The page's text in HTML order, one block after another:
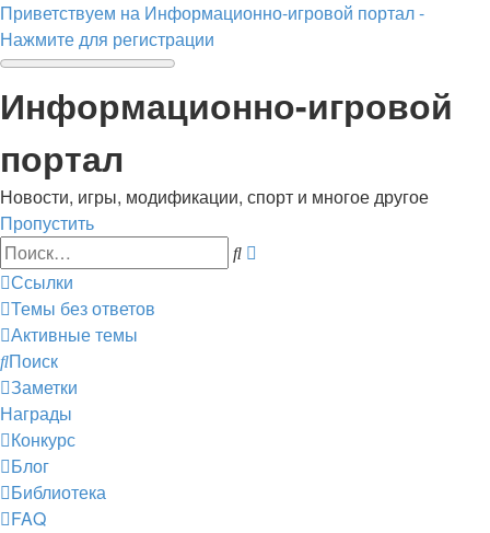
Приветствуем на Информационно-игровой портал -
Нажмите для регистрации
Информационно-игровой
портал
Новости, игры, модификации, спорт и многое другое
Пропустить
Поиск
Ссылки
Темы без ответов
Активные темы
Поиск
Заметки
Награды
Конкурс
Блог
Библиотека
FAQ